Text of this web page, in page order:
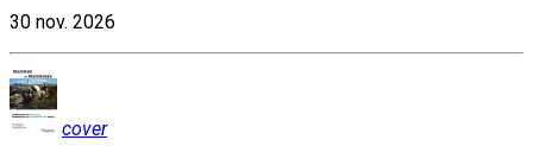
30 nov. 2026
cover